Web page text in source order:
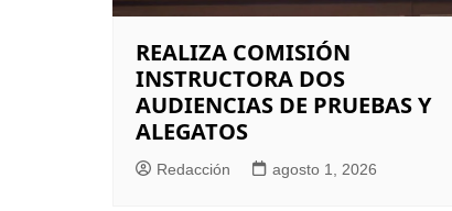
REALIZA COMISIÓN
INSTRUCTORA DOS
AUDIENCIAS DE PRUEBAS Y
ALEGATOS
Redacción agosto 1, 2026